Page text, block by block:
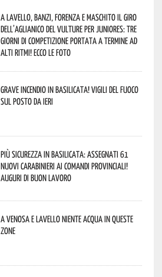
A Lavello, Banzi, Forenza e Maschito il Giro
dell’Aglianico del Vulture per juniores: tre
giorni di competizione portata a termine ad
alti ritmi! Ecco le foto
Grave incendio in Basilicata! Vigili del fuoco
sul posto da ieri
Più sicurezza in Basilicata: assegnati 61
nuovi Carabinieri ai Comandi provinciali!
Auguri di buon lavoro
A Venosa e Lavello niente acqua in queste
zone